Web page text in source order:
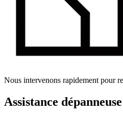
Nous intervenons rapidement pour
Assistance